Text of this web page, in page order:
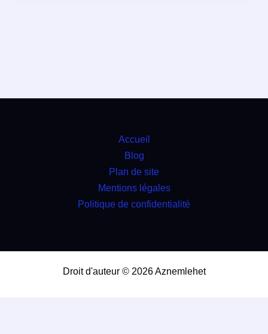
Accueil
Blog
Plan de site
Mentions légales
Politique de confidentialité
Droit d'auteur © 2026 Aznemlehet